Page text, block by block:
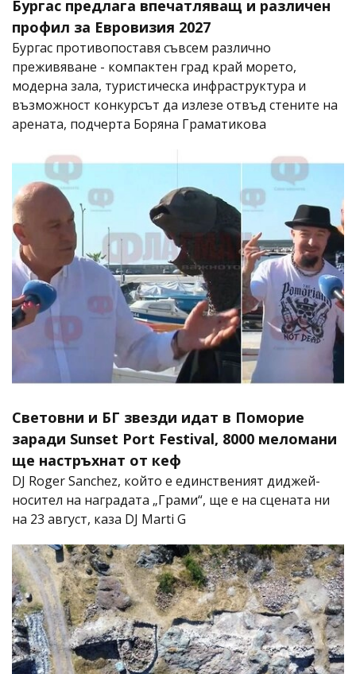
Бургас предлага впечатляващ и различен
профил за Евровизия 2027
Бургас противопоставя съвсем различно
преживяване - компактен град край морето,
модерна зала, туристическа инфраструктура и
възможност конкурсът да излезе отвъд стените на
арената, подчерта Боряна Граматикова
Световни и БГ звезди идат в Поморие
заради Sunset Port Festival, 8000 меломани
ще настръхнат от кеф
DJ Roger Sanchez, който е единственият диджей-
носител на наградата „Грами“, ще е на сцената ни
на 23 август, каза DJ Marti G